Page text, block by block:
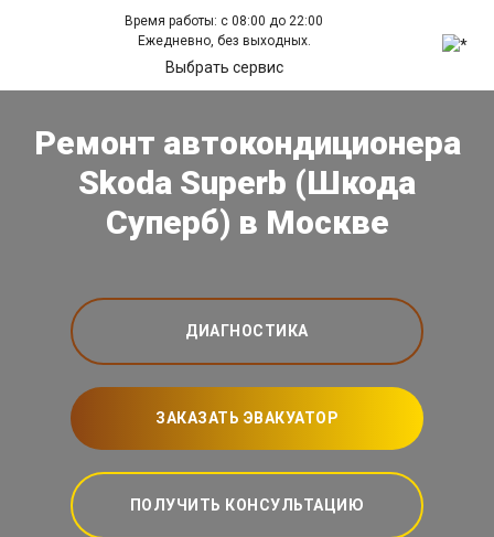
Время работы: с 08:00 до 22:00
Ежедневно, без выходных.
Выбрать сервис
Ремонт автокондиционера
Skoda Superb (Шкода
Суперб) в Москве
ДИАГНОСТИКА
ЗАКАЗАТЬ ЭВАКУАТОР
ПОЛУЧИТЬ КОНСУЛЬТАЦИЮ